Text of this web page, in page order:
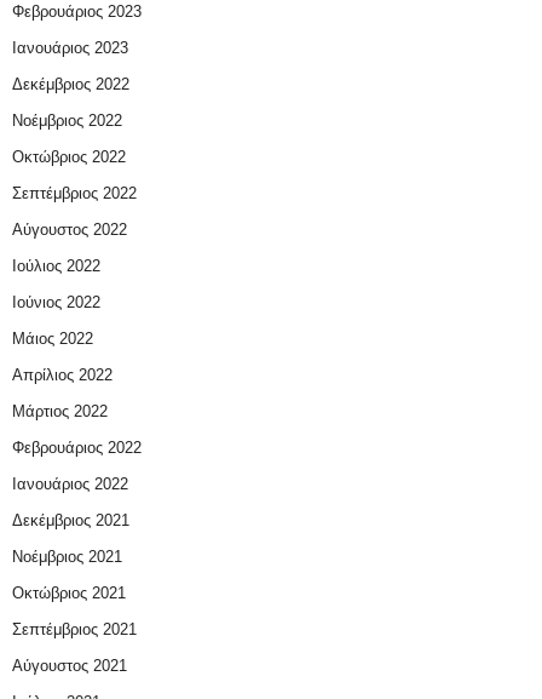
Φεβρουάριος 2023
Ιανουάριος 2023
Δεκέμβριος 2022
Νοέμβριος 2022
Οκτώβριος 2022
Σεπτέμβριος 2022
Αύγουστος 2022
Ιούλιος 2022
Ιούνιος 2022
Μάιος 2022
Απρίλιος 2022
Μάρτιος 2022
Φεβρουάριος 2022
Ιανουάριος 2022
Δεκέμβριος 2021
Νοέμβριος 2021
Οκτώβριος 2021
Σεπτέμβριος 2021
Αύγουστος 2021